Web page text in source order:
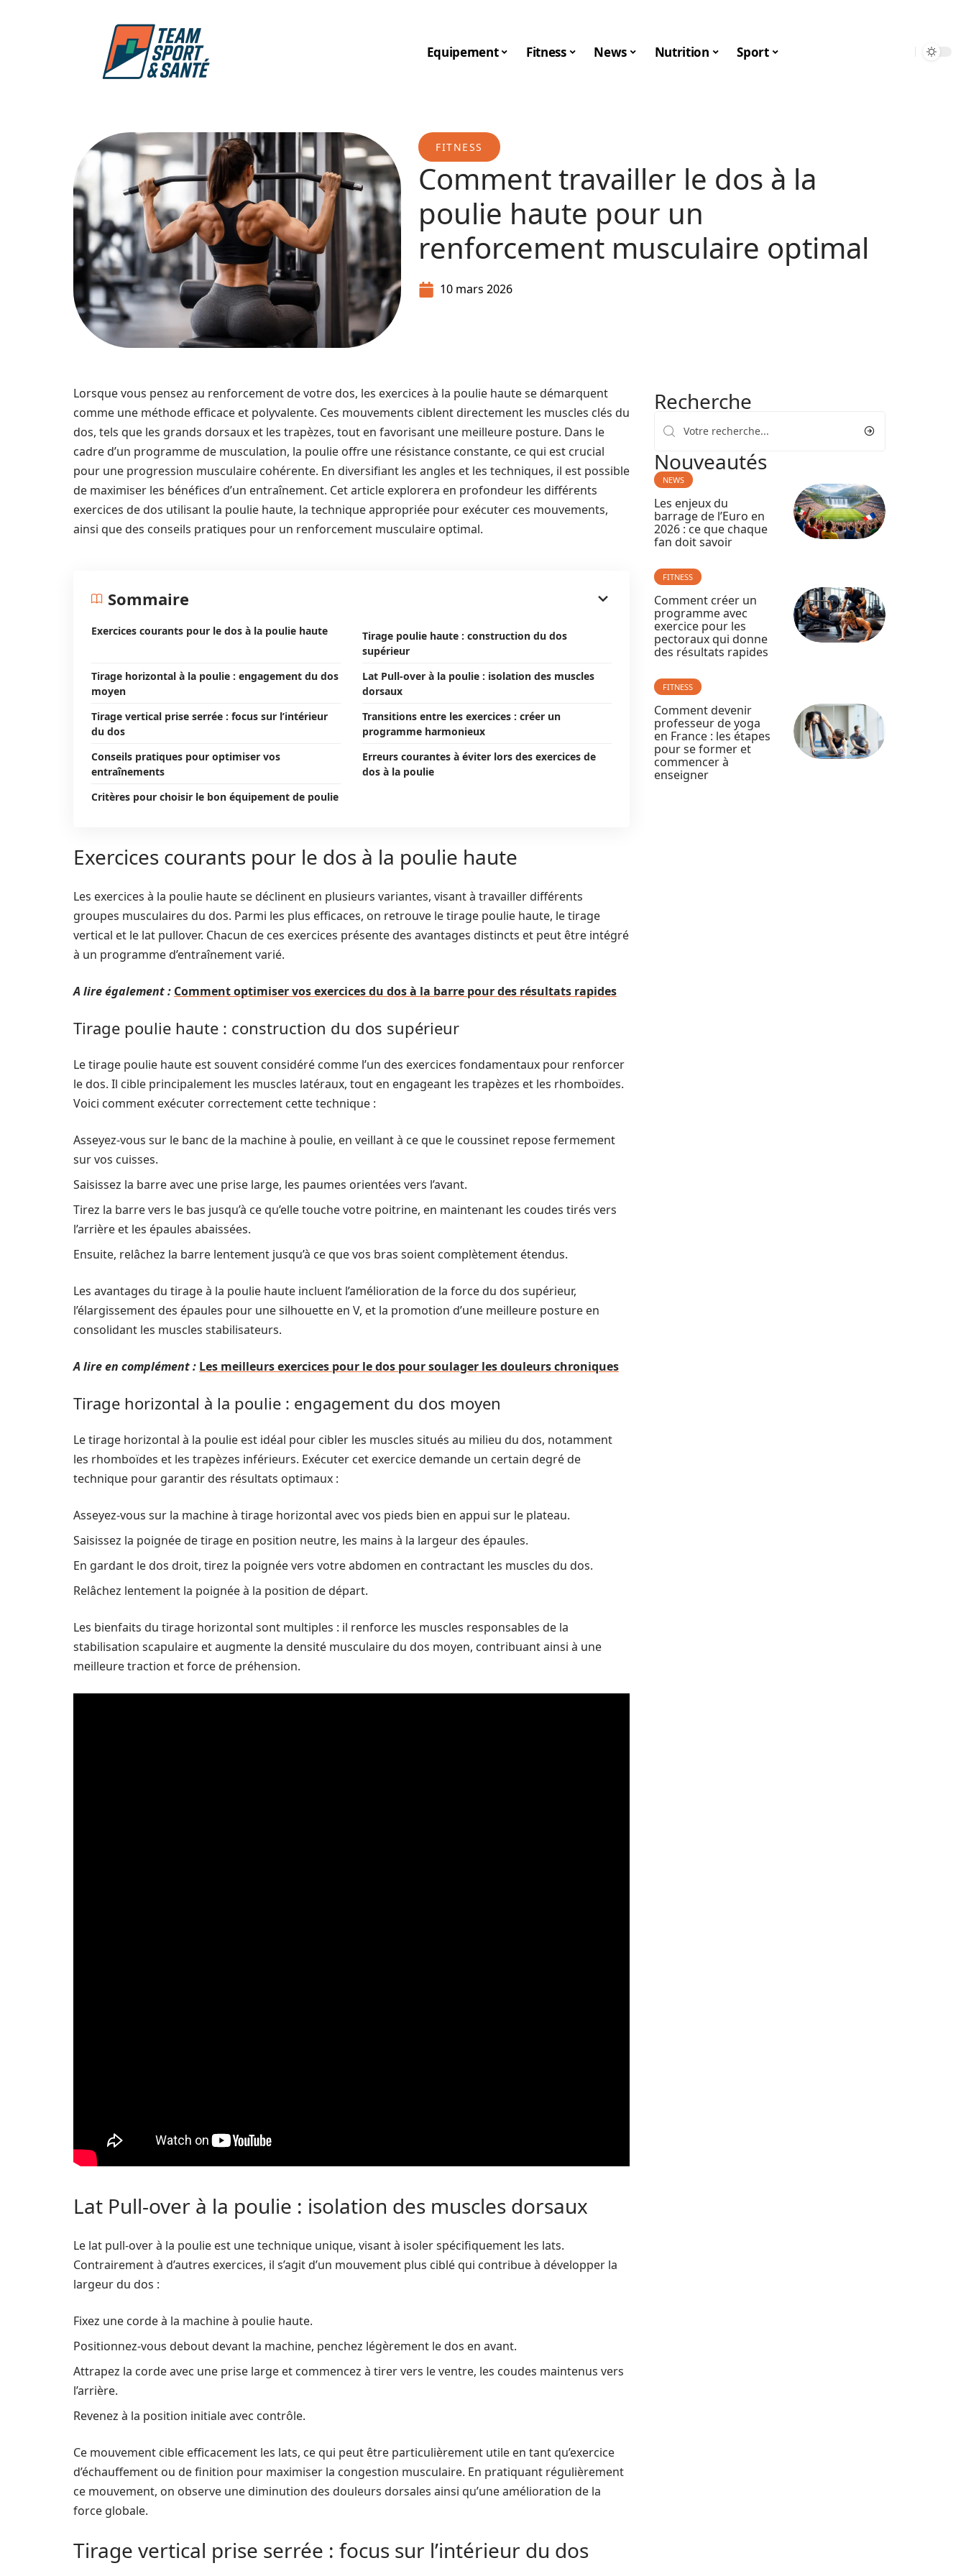
Equipement Fitness News Nutrition Sport
FITNESS
Comment travailler le dos à la
poulie haute pour un
renforcement musculaire optimal
10 mars 2026
Lorsque vous pensez au renforcement de votre dos, les exercices à la poulie haute se démarquent
comme une méthode efficace et polyvalente. Ces mouvements ciblent directement les muscles clés du
dos, tels que les grands dorsaux et les trapèzes, tout en favorisant une meilleure posture. Dans le
cadre d’un programme de musculation, la poulie offre une résistance constante, ce qui est crucial
pour une progression musculaire cohérente. En diversifiant les angles et les techniques, il est possible
de maximiser les bénéfices d’un entraînement. Cet article explorera en profondeur les différents
exercices de dos utilisant la poulie haute, la technique appropriée pour exécuter ces mouvements,
ainsi que des conseils pratiques pour un renforcement musculaire optimal.
Sommaire
Exercices courants pour le dos à la poulie haute
Tirage poulie haute : construction du dos
supérieur
Tirage horizontal à la poulie : engagement du dos
moyen
Lat Pull-over à la poulie : isolation des muscles
dorsaux
Tirage vertical prise serrée : focus sur l’intérieur
du dos
Transitions entre les exercices : créer un
programme harmonieux
Conseils pratiques pour optimiser vos
entraînements
Erreurs courantes à éviter lors des exercices de
dos à la poulie
Critères pour choisir le bon équipement de poulie
Exercices courants pour le dos à la poulie haute
Les exercices à la poulie haute se déclinent en plusieurs variantes, visant à travailler différents
groupes musculaires du dos. Parmi les plus efficaces, on retrouve le tirage poulie haute, le tirage
vertical et le lat pullover. Chacun de ces exercices présente des avantages distincts et peut être intégré
à un programme d’entraînement varié.
A lire également : Comment optimiser vos exercices du dos à la barre pour des résultats rapides
Tirage poulie haute : construction du dos supérieur
Le tirage poulie haute est souvent considéré comme l’un des exercices fondamentaux pour renforcer
le dos. Il cible principalement les muscles latéraux, tout en engageant les trapèzes et les rhomboïdes.
Voici comment exécuter correctement cette technique :
Asseyez-vous sur le banc de la machine à poulie, en veillant à ce que le coussinet repose fermement
sur vos cuisses.
Saisissez la barre avec une prise large, les paumes orientées vers l’avant.
Tirez la barre vers le bas jusqu’à ce qu’elle touche votre poitrine, en maintenant les coudes tirés vers
l’arrière et les épaules abaissées.
Ensuite, relâchez la barre lentement jusqu’à ce que vos bras soient complètement étendus.
Les avantages du tirage à la poulie haute incluent l’amélioration de la force du dos supérieur,
l’élargissement des épaules pour une silhouette en V, et la promotion d’une meilleure posture en
consolidant les muscles stabilisateurs.
A lire en complément : Les meilleurs exercices pour le dos pour soulager les douleurs chroniques
Tirage horizontal à la poulie : engagement du dos moyen
Le tirage horizontal à la poulie est idéal pour cibler les muscles situés au milieu du dos, notamment
les rhomboïdes et les trapèzes inférieurs. Exécuter cet exercice demande un certain degré de
technique pour garantir des résultats optimaux :
Asseyez-vous sur la machine à tirage horizontal avec vos pieds bien en appui sur le plateau.
Saisissez la poignée de tirage en position neutre, les mains à la largeur des épaules.
En gardant le dos droit, tirez la poignée vers votre abdomen en contractant les muscles du dos.
Relâchez lentement la poignée à la position de départ.
Les bienfaits du tirage horizontal sont multiples : il renforce les muscles responsables de la
stabilisation scapulaire et augmente la densité musculaire du dos moyen, contribuant ainsi à une
meilleure traction et force de préhension.
Lat Pull-over à la poulie : isolation des muscles dorsaux
Le lat pull-over à la poulie est une technique unique, visant à isoler spécifiquement les lats.
Contrairement à d’autres exercices, il s’agit d’un mouvement plus ciblé qui contribue à développer la
largeur du dos :
Fixez une corde à la machine à poulie haute.
Positionnez-vous debout devant la machine, penchez légèrement le dos en avant.
Attrapez la corde avec une prise large et commencez à tirer vers le ventre, les coudes maintenus vers
l’arrière.
Revenez à la position initiale avec contrôle.
Ce mouvement cible efficacement les lats, ce qui peut être particulièrement utile en tant qu’exercice
d’échauffement ou de finition pour maximiser la congestion musculaire. En pratiquant régulièrement
ce mouvement, on observe une diminution des douleurs dorsales ainsi qu’une amélioration de la
force globale.
Tirage vertical prise serrée : focus sur l’intérieur du dos
Recherche
Nouveautés
NEWS
Les enjeux du
barrage de l’Euro en
2026 : ce que chaque
fan doit savoir
FITNESS
Comment créer un
programme avec
exercice pour les
pectoraux qui donne
des résultats rapides
FITNESS
Comment devenir
professeur de yoga
en France : les étapes
pour se former et
commencer à
enseigner